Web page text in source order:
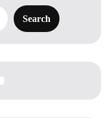
Search